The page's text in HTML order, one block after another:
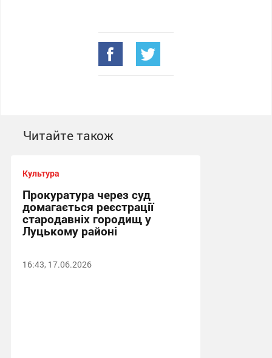
Читайте також
Культура
Прокуратура через суд
домагається реєстрації
стародавніх городищ у
Луцькому районі
16:43, 17.06.2026